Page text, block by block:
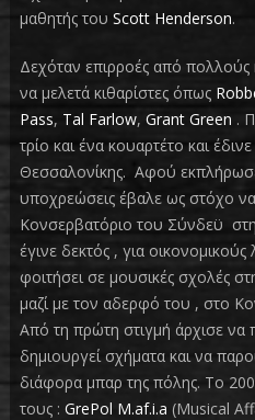
μαθητής του Scott Henderson.
Δεχόταν επιρροές από πολλούς
να μελετά κιθαρίστες όπως
Pass, Tal Farlow, Grant Green .
τρίο και ένα κουαρτέτο και
Θεσσαλονίκης. Αφού εκπλήρωσε
υποχρεώσεις έβαλε ως στόχο
Κονσερβατόριο του Σύνδεϋ
έγινε δεκτός , για
φοιτήσει σε μουσικές σχολές
μαζί με τον αδερφό του , στο
Από τη πρώτη στιγμή άρχισε να
δημιουργεί σχήματα και να
διάφορα μπαρ της πόλης. Το
τους : GrePol M.af.i.a (Musical